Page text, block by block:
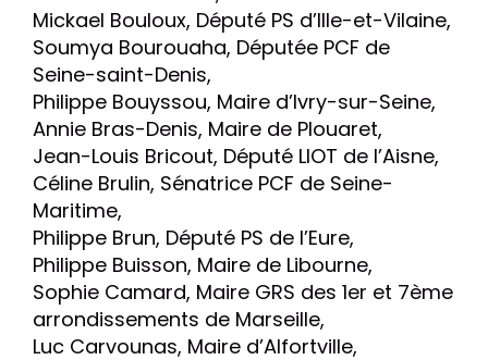
Mickael Bouloux, Député PS d’Ille-et-Vilaine,
Soumya Bourouaha, Députée PCF de
Seine-saint-Denis,
Philippe Bouyssou, Maire d’Ivry-sur-Seine,
Annie Bras-Denis, Maire de Plouaret,
Jean-Louis Bricout, Député LIOT de l’Aisne,
Céline Brulin, Sénatrice PCF de Seine-
Maritime,
Philippe Brun, Député PS de l’Eure,
Philippe Buisson, Maire de Libourne,
Sophie Camard, Maire GRS des 1er et 7ème
arrondissements de Marseille,
Luc Carvounas, Maire d’Alfortville,